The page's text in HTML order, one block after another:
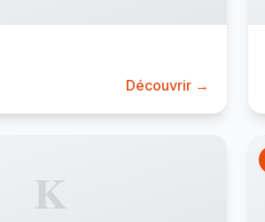
Découvrir →
K